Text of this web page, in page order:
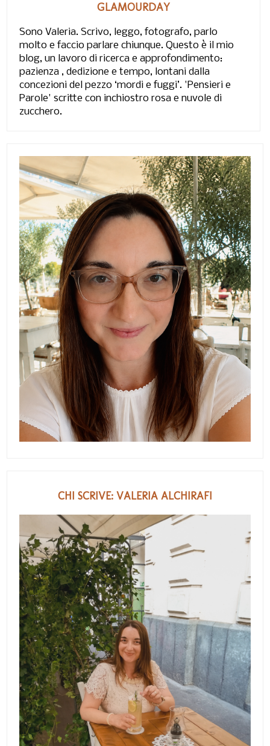
GLAMOURDAY
Sono Valeria. Scrivo, leggo, fotografo, parlo
molto e faccio parlare chiunque. Questo è il mio
blog, un lavoro di ricerca e approfondimento:
pazienza , dedizione e tempo, lontani dalla
concezioni del pezzo ‘mordi e fuggi’. 'Pensieri e
Parole' scritte con inchiostro rosa e nuvole di
zucchero.
CHI SCRIVE: VALERIA ALCHIRAFI